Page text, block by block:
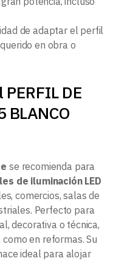
de adaptar el perfil
en obra o
DE
BLANCO
se recomienda para
de iluminación LED
comercios, salas de
Perfecto para
decorativa o técnica,
en reformas. Su
ideal para alojar